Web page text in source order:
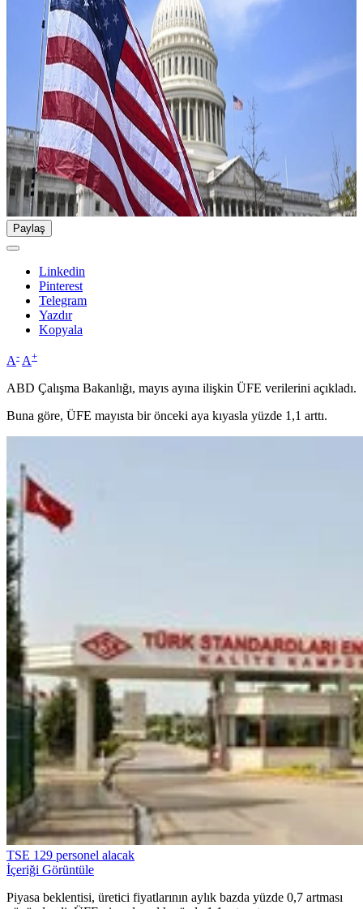
Paylaş
Linkedin
Pinterest
Telegram
Yazdır
Kopyala
A- A+
ABD Çalışma Bakanlığı, mayıs ayına ilişkin ÜFE verilerini açıkladı.
Buna göre, ÜFE mayısta bir önceki aya kıyasla yüzde 1,1 arttı.
TSE 129 personel alacak
İçeriği Görüntüle
Piyasa beklentisi, üretici fiyatlarının aylık bazda yüzde 0,7 artması